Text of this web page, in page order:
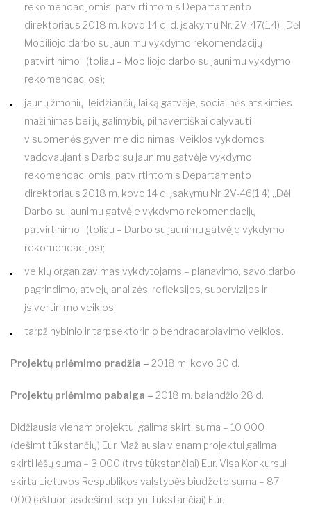
rekomendacijomis, patvirtintomis Departamento
direktoriaus 2018 m. kovo 14 d. d. įsakymu Nr. 2V-47(1.4) „Dėl
Mobiliojo darbo su jaunimu vykdymo rekomendacijų
patvirtinimo“ (toliau – Mobiliojo darbo su jaunimu vykdymo
rekomendacijos);
jaunų žmonių, leidžiančių laiką gatvėje, socialinės atskirties
mažinimas bei jų galimybių pilnavertiškai dalyvauti
visuomenės gyvenime didinimas. Veiklos vykdomos
vadovaujantis Darbo su jaunimu gatvėje vykdymo
rekomendacijomis, patvirtintomis Departamento
direktoriaus 2018 m. kovo 14 d. įsakymu Nr. 2V-46(1.4) „Dėl
Darbo su jaunimu gatvėje vykdymo rekomendacijų
patvirtinimo“ (toliau – Darbo su jaunimu gatvėje vykdymo
rekomendacijos);
veiklų organizavimas vykdytojams – planavimo, savo darbo
pagrindimo, atvejų analizės, refleksijos, supervizijos ir
įsivertinimo veiklos;
tarpžinybinio ir tarpsektorinio bendradarbiavimo veiklos.
Projektų priėmimo pradžia – 2018 m. kovo 30 d.
Projektų priėmimo pabaiga – 2018 m. balandžio 28 d.
Didžiausia vienam projektui galima skirti suma – 10 000
(dešimt tūkstančių) Eur. Mažiausia vienam projektui galima
skirti lėšų suma – 3 000 (trys tūkstančiai) Eur. Visa Konkursui
skirta Lietuvos Respublikos valstybės biudžeto suma – 87
000 (aštuoniasdešimt septyni tūkstančiai) Eur.